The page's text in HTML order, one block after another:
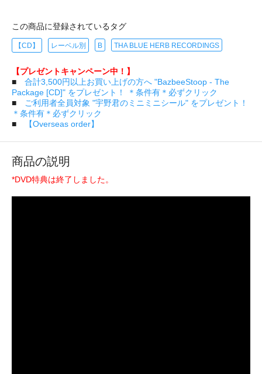
この商品に登録されているタグ
【CD】 レーベル別 B THA BLUE HERB RECORDINGS
【プレゼントキャンペーン中！】
■ 合計3,500円以上お買い上げの方へ "BazbeeStoop - The
Package [CD]" をプレゼント！ ＊条件有＊必ずクリック
■
ご利用者全員対象 "宇野君のミニミニシール" をプレゼント！
＊条件有＊必ずクリック
■
【Overseas order】
商品の説明
*DVD特典は終了しました。